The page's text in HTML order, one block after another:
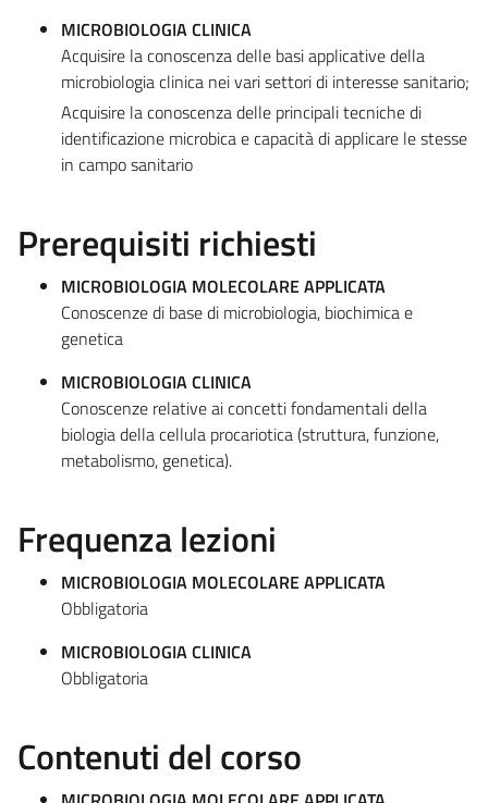
MICROBIOLOGIA CLINICA
Acquisire la conoscenza delle basi applicative della
microbiologia clinica nei vari settori di interesse sanitario;
Acquisire la conoscenza delle principali tecniche di
identificazione microbica e capacità di applicare le stesse
in campo sanitario
Prerequisiti richiesti
MICROBIOLOGIA MOLECOLARE APPLICATA
Conoscenze di base di microbiologia, biochimica e
genetica
MICROBIOLOGIA CLINICA
Conoscenze relative ai concetti fondamentali della
biologia della cellula procariotica (struttura, funzione,
metabolismo, genetica).
Frequenza lezioni
MICROBIOLOGIA MOLECOLARE APPLICATA
Obbligatoria
MICROBIOLOGIA CLINICA
Obbligatoria
Contenuti del corso